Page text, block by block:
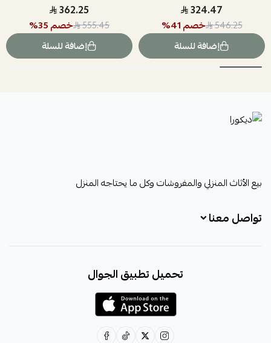
324.47
546.25 خصم41
%
إضافة للسلة
362.25
555.45 خصم35
%
إضافة للسلة
ديكورا
بيع الأثاث المنزلي والمفروشات وكل ما يحتاجه المنزل
تواصل معنا
decora6586@gmail.com
تحميل تطبيق الجوال